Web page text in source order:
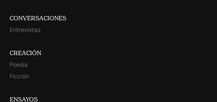
CONVERSACIONES
Entrevistas
CREACIÓN
Poesía
Ficción
ENSAYOS